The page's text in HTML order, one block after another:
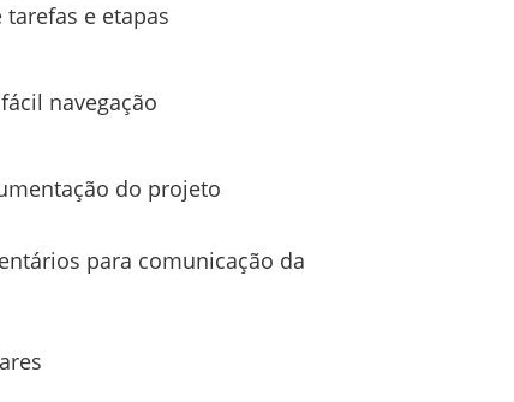
e etapas
navegação
do projeto
para comunicação da